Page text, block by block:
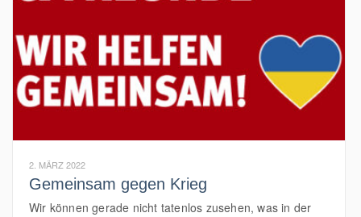
2. MÄRZ 2022
Gemeinsam gegen Krieg
Wir können gerade nicht tatenlos zusehen, was in der